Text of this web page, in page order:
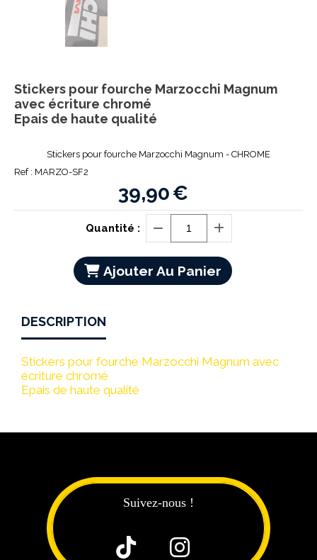
Stickers pour fourche Marzocchi Magnum - CHROME
Ref : MARZO-SF2
39,90€
Quantité :
Ajouter Au Panier
Stickers pour fourche Marzocchi Magnum
avec écriture chromé
Epais de haute qualité
DESCRIPTION
Stickers pour fourche Marzocchi Magnum avec
écriture chromé
Epais de haute qualité
Suivez-nous !
 